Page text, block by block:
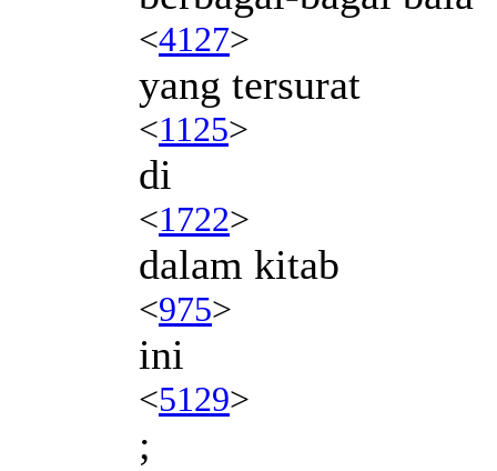
<4127>
yang tersurat
<1125>
di
<1722>
dalam kitab
<975>
ini
<5129>
;